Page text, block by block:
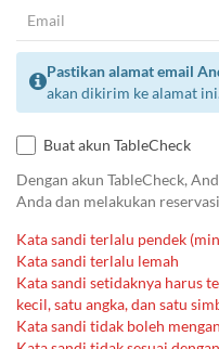
Pastikan alamat email
akan dikirim ke alamat
Buat akun TableCheck
Dengan akun TableCheck,
Anda dan melakukan
Kata sandi terlalu pendek
Kata sandi terlalu lemah
Kata sandi setidaknya harus
kecil, satu angka, dan satu
Kata sandi tidak boleh